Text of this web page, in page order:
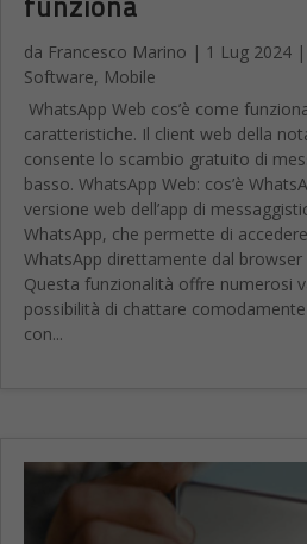
da Francesco Marino | 1 Lug 2024 |
Software, Mobile
WhatsApp Web cos’è come
caratteristiche. Il client web della
consente lo scambio gratuito di
basso. WhatsApp Web: cos’è
versione web dell’app di
WhatsApp, che permette di
WhatsApp direttamente dal browser
Questa funzionalità offre numerosi
possibilità di chattare comodamente
con...